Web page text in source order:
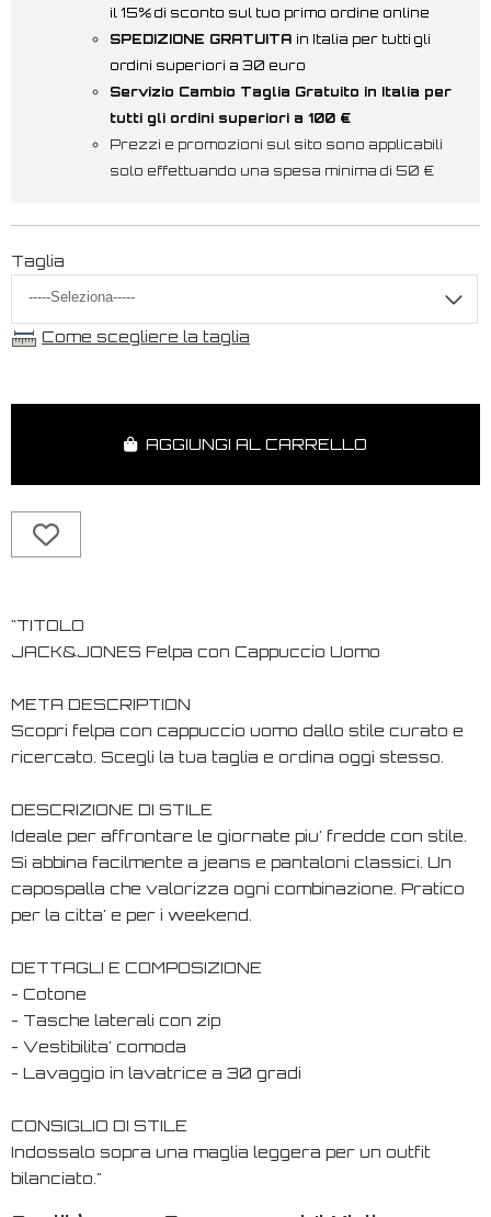
il 15% di sconto sul tuo primo ordine online
SPEDIZIONE GRATUITA in Italia per tutti gli
ordini superiori a 30 euro
Servizio Cambio Taglia Gratuito in Italia per
tutti gli ordini superiori a 100 €
Prezzi e promozioni sul sito sono applicabili
solo effettuando una spesa minima di 50 €
Taglia
Come scegliere la taglia
AGGIUNGI AL CARRELLO
"TITOLO
JACK&JONES Felpa con Cappuccio Uomo
META DESCRIPTION
Scopri felpa con cappuccio uomo dallo stile curato e
ricercato. Scegli la tua taglia e ordina oggi stesso.
DESCRIZIONE DI STILE
Ideale per affrontare le giornate piu' fredde con stile.
Si abbina facilmente a jeans e pantaloni classici. Un
capospalla che valorizza ogni combinazione. Pratico
per la citta' e per i weekend.
DETTAGLI E COMPOSIZIONE
- Cotone
- Tasche laterali con zip
- Vestibilita' comoda
- Lavaggio in lavatrice a 30 gradi
CONSIGLIO DI STILE
Indossalo sopra una maglia leggera per un outfit
bilanciato."